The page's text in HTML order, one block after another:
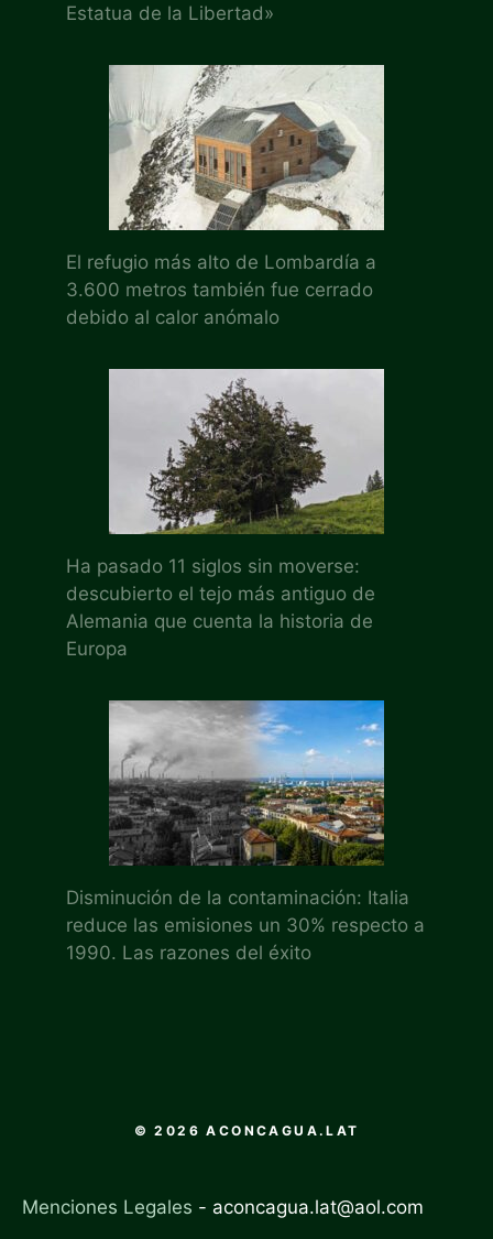
Estatua de la Libertad»
El refugio más alto de Lombardía a
3.600 metros también fue cerrado
debido al calor anómalo
Ha pasado 11 siglos sin moverse:
descubierto el tejo más antiguo de
Alemania que cuenta la historia de
Europa
Disminución de la contaminación: Italia
reduce las emisiones un 30% respecto a
1990. Las razones del éxito
© 2026 ACONCAGUA.LAT
Menciones Legales - aconcagua.lat@aol.com